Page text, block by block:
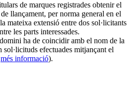
de marques registrades obtenir el
llançament, per norma general en el
mateixa extensió entre dos sol·licitants
les parts interessades.
ha de coincidir amb el nom de la
sol·licituds efectuades mitjançant el
més informació).